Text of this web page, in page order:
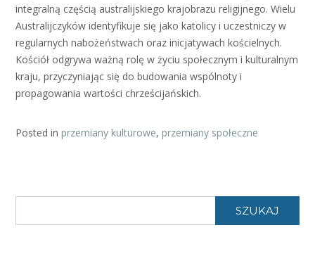
integralną częścią australijskiego krajobrazu religijnego. Wielu
Australijczyków identyfikuje się jako katolicy i uczestniczy w
regularnych nabożeństwach oraz inicjatywach kościelnych.
Kościół odgrywa ważną rolę w życiu społecznym i kulturalnym
kraju, przyczyniając się do budowania wspólnoty i
propagowania wartości chrześcijańskich.
Posted in przemiany kulturowe, przemiany społeczne
SZUKAJ